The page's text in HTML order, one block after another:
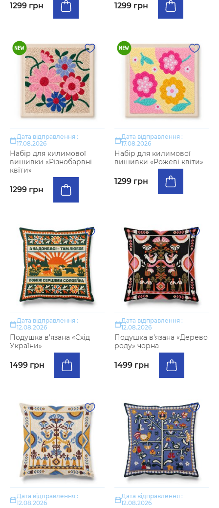
1299 грн 1299 грн
Дата відправлення :
17.08.2026
Набір для килимової
вишивки «Різнобарвні
квіти»
1299 грн
Дата відправлення :
17.08.2026
Набір для килимової
вишивки «Рожеві квіти»
1299 грн
Дата відправлення :
12.08.2026
Подушка в’язана «Схід
України»
1499 грн
Дата відправлення :
12.08.2026
Подушка в’язана «Дерево
роду» чорна
1499 грн
Дата відправлення :
12.08.2026
Дата відправлення :
12.08.2026